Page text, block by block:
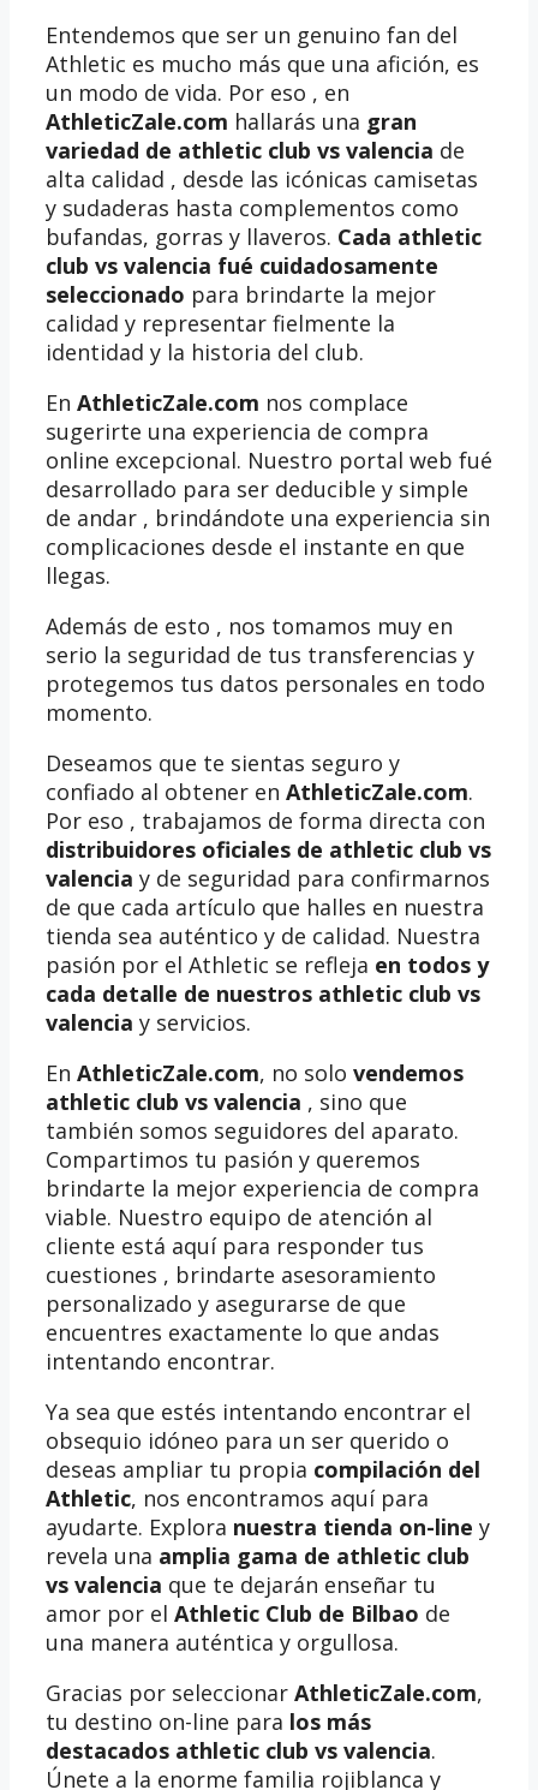
Entendemos que ser un genuino fan del
Athletic es mucho más que una afición, es
un modo de vida. Por eso , en
AthleticZale.com hallarás una gran
variedad de athletic club vs valencia de
alta calidad , desde las icónicas camisetas
y sudaderas hasta complementos como
bufandas, gorras y llaveros. Cada athletic
club vs valencia fué cuidadosamente
seleccionado para brindarte la mejor
calidad y representar fielmente la
identidad y la historia del club.
En AthleticZale.com nos complace
sugerirte una experiencia de compra
online excepcional. Nuestro portal web fué
desarrollado para ser deducible y simple
de andar , brindándote una experiencia sin
complicaciones desde el instante en que
llegas.
Además de esto , nos tomamos muy en
serio la seguridad de tus transferencias y
protegemos tus datos personales en todo
momento.
Deseamos que te sientas seguro y
confiado al obtener en AthleticZale.com.
Por eso , trabajamos de forma directa con
distribuidores oficiales de athletic club vs
valencia y de seguridad para confirmarnos
de que cada artículo que halles en nuestra
tienda sea auténtico y de calidad. Nuestra
pasión por el Athletic se refleja en todos y
cada detalle de nuestros athletic club vs
valencia y servicios.
En AthleticZale.com, no solo vendemos
athletic club vs valencia , sino que
también somos seguidores del aparato.
Compartimos tu pasión y queremos
brindarte la mejor experiencia de compra
viable. Nuestro equipo de atención al
cliente está aquí para responder tus
cuestiones , brindarte asesoramiento
personalizado y asegurarse de que
encuentres exactamente lo que andas
intentando encontrar.
Ya sea que estés intentando encontrar el
obsequio idóneo para un ser querido o
deseas ampliar tu propia compilación del
Athletic, nos encontramos aquí para
ayudarte. Explora nuestra tienda on-line y
revela una amplia gama de athletic club
vs valencia que te dejarán enseñar tu
amor por el Athletic Club de Bilbao de
una manera auténtica y orgullosa.
Gracias por seleccionar AthleticZale.com,
tu destino on-line para los más
destacados athletic club vs valencia.
Únete a la enorme familia rojiblanca y